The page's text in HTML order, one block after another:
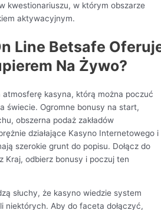
kwestionariuszu, w którym obszarze
aktywacyjnym.
Line Betsafe
Na Żywo?
kasyna, którą można poczuć
świecie. Ogromne bonusy na start,
obszerna podaż zakładów
działające Kasyno Internetowego i
szerokie grunt do popisu. Dołącz do
Kraj, odbierz bonusy i poczuj ten
słuchy, że kasyno wiedzie system
niektórych. Aby do faceta dołączyć,